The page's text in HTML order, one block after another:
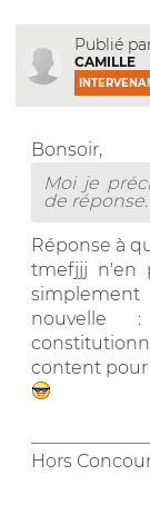
Publié
CAMILLE
Bonsoir,
Moi je
de réponse.
Réponse à
tmefjjj n'en
nouvelle
content pour
Hors